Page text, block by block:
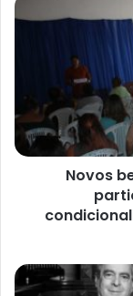
e
e
e
m
a
Novos